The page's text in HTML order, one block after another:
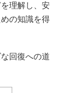
理解し、安
の知識を得
回復への道